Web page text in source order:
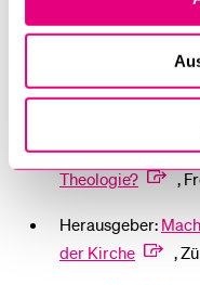
Autor:Der
Ideengeschichte.
(Link folgt).
Co-Autor:
Theologie?
,
Herausgeber:
der Kirche
,